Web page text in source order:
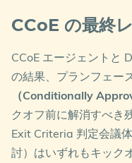
CCoE の最終
CCoE エージェントと
の結果、プランフェー
（Conditionally
クオフ前に解消すべき
Exit Criteria 判定会議
討）はいずれもキック